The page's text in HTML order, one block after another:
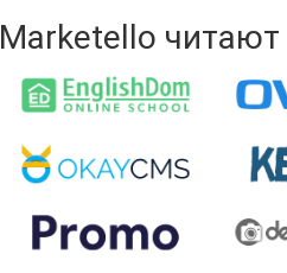
Marketello